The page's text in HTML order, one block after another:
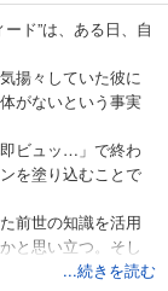
ド”は、ある日、自
揚々していた彼に
がないという事実
ビュッ…」で終わ
を塗り込むことで
前世の知識を活用
と思い立つ。そし
しようとするが……
...続きを読む
【単話版】転生領主の迷惑性技 ～エロスの概念がない世界で現代の知識を使ってみたら～（フルカラー） 第7話 第二の婚約者
試し読み
【単話版】転生領主の迷惑性技 ～エロスの概念がない世界で現代の知識を使ってみたら～（フルカラー） 第8話 罰
カート